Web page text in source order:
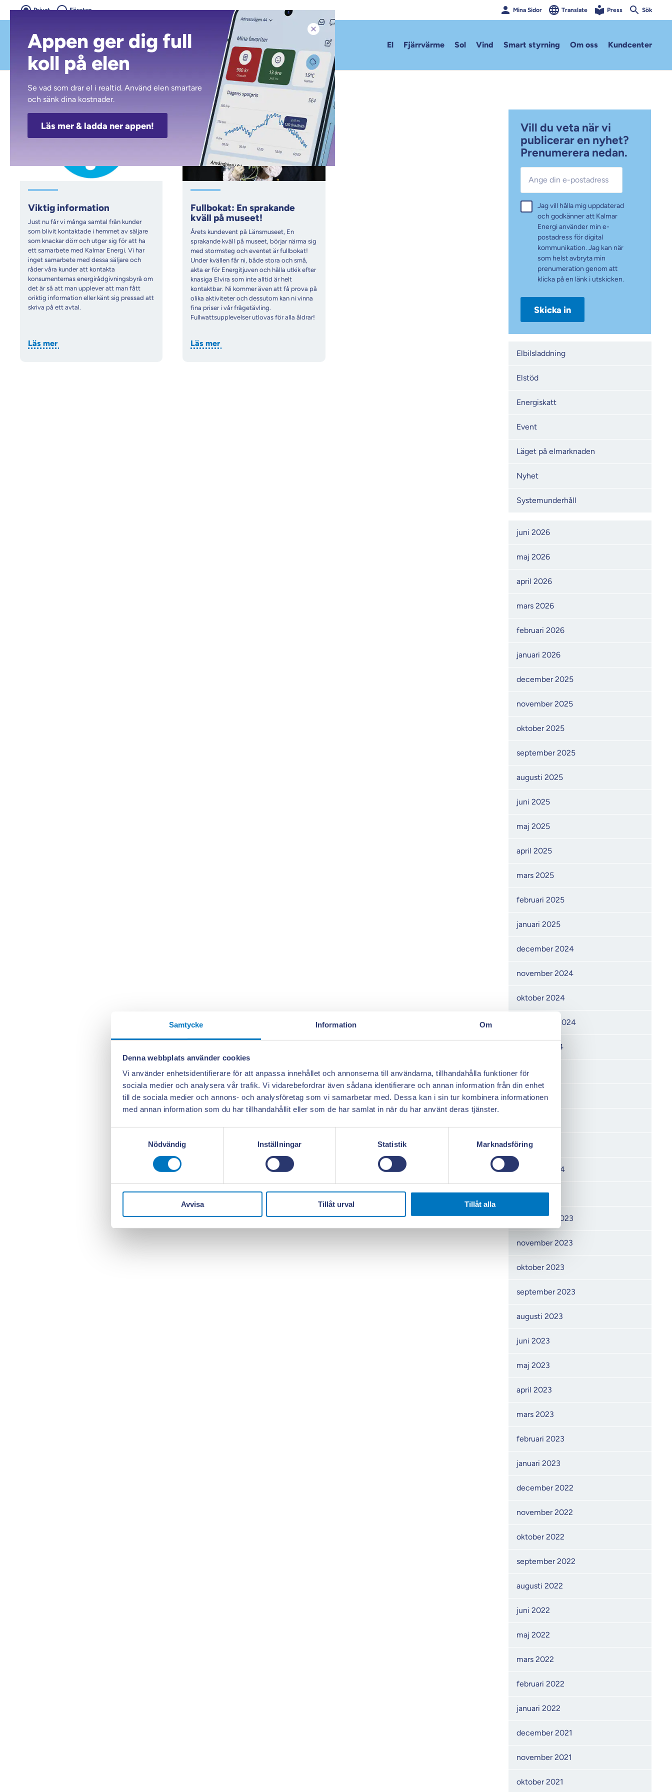
Samtycke Information Om
Denna webbplats använder cookies
Vi använder enhetsidentifierare för att anpassa innehållet och annonserna till användarna, tillhandahålla funktioner för
sociala medier och analysera vår trafik. Vi vidarebefordrar även sådana identifierare och annan information från din enhet
till de sociala medier och annons- och analysföretag som vi samarbetar med. Dessa kan i sin tur kombinera informationen
med annan information som du har tillhandahållit eller som de har samlat in när du har använt deras tjänster.
Nödvändig
Inställningar Statistik Marknadsföring
Avvisa Tillåt urval Tillåt alla
Privat Företag Mina Sidor Translate Press Sök
El Fjärrvärme Sol Vind Smart styrning Om oss Kundcenter
Nyhetsarkiv
25
Viktig information
Just nu får vi många samtal från kunder
som blivit kontaktade i hemmet av säljare
som knackar dörr och utger sig för att ha
ett samarbete med Kalmar Energi. Vi har
inget samarbete med dessa säljare och
råder våra kunder att kontakta
konsumenternas energirådgivningsbyrå om
det är så att man upplever att man fått
oriktig information eller känt sig pressad att
skriva på ett avtal.
Läs mer
NOV
8
2019
Fullbokat: En sprakande
kväll på museet!
Årets kundevent på Länsmuseet, En
sprakande kväll på museet, börjar närma sig
med stormsteg och eventet är fullbokat!
Under kvällen får ni, både stora och små,
akta er för Energitjuven och hålla utkik efter
knasiga Elvira som inte alltid är helt
kontaktbar. Ni kommer även att få prova på
olika aktiviteter och dessutom kan ni vinna
fina priser i vår frågetävling.
Fullwattsupplevelser utlovas för alla åldrar!
Läs mer
Vill du veta när vi
publicerar en nyhet?
Prenumerera nedan.
Samtycke *
Jag vill hålla mig uppdaterad
och godkänner att Kalmar
Energi använder min e-
postadress för digital
kommunikation. Jag kan när
som helst avbryta min
prenumeration genom att
klicka på en länk i utskicken.
Elbilsladdning
Elstöd
Energiskatt
Event
Läget på elmarknaden
Nyhet
Systemunderhåll
juni 2026
maj 2026
april 2026
mars 2026
februari 2026
januari 2026
december 2025
november 2025
oktober 2025
september 2025
augusti 2025
juni 2025
maj 2025
april 2025
mars 2025
februari 2025
januari 2025
december 2024
november 2024
oktober 2024
september 2024
augusti 2024
juni 2024
maj 2024
mars 2024
februari 2024
januari 2024
december 2023
november 2023
oktober 2023
september 2023
augusti 2023
juni 2023
maj 2023
april 2023
mars 2023
februari 2023
januari 2023
december 2022
november 2022
oktober 2022
september 2022
augusti 2022
juni 2022
maj 2022
mars 2022
februari 2022
januari 2022
december 2021
november 2021
oktober 2021
Stäng pop-up
Appen ger dig full
koll på elen
Se vad som drar el i realtid. Använd elen smartare
och sänk dina kostnader.
Läs mer & ladda ner appen!